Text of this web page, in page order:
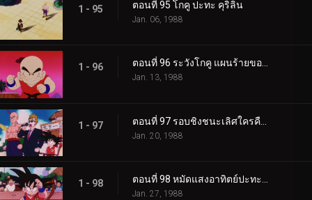
1 - 95 ตอนที่ 95 โกคู ปะทะ คุริลิน
Jan. 06, 1988
1 - 96 ตอนที่ 96 ระวังโกคู แผนร้ายของคุริลิน
Jan. 13, 1988
1 - 97
Jan. 20, 1988
1 - 98 ตอนที่ 98 หมัดแสงอาทิตย์ปะทะพลังขั้นต่อสู้
Jan. 27, 1988